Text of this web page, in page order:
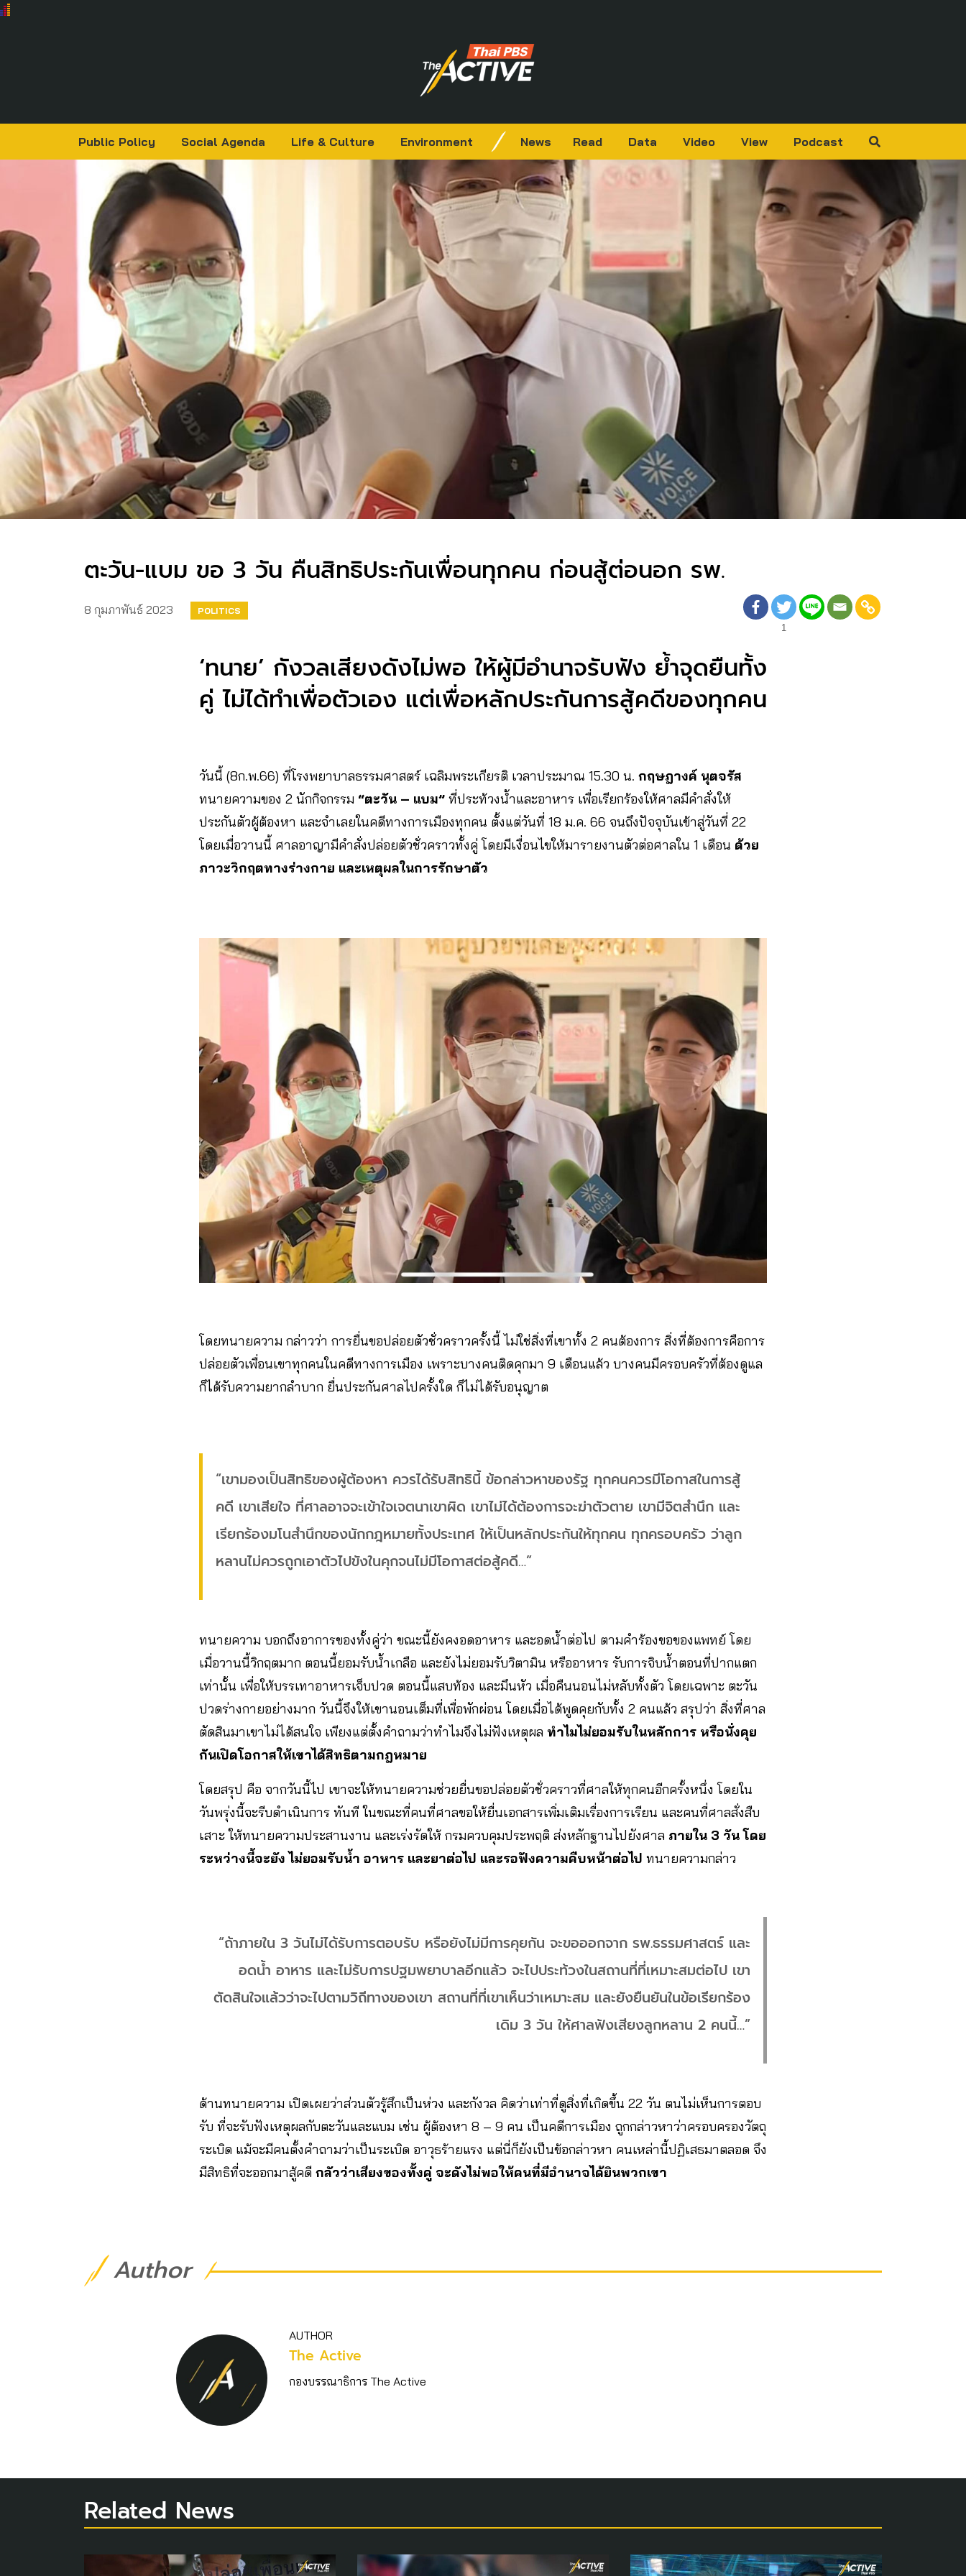
Public Policy Social Agenda Life & Culture Environment News Read Data Video View Podcast
ตะวัน-แบม ขอ 3 วัน คืนสิทธิประกันเพื่อนทุกคน ก่อนสู้ต่อนอก รพ.
8 กุมภาพันธ์ 2023
POLITICS
1
‘ทนาย’ กังวลเสียงดังไม่พอ ให้ผู้มีอำนาจรับฟัง ย้ำจุดยืนทั้ง
คู่ ไม่ได้ทำเพื่อตัวเอง แต่เพื่อหลักประกันการสู้คดีของทุกคน
วันนี้ (8ก.พ.66) ที่โรงพยาบาลธรรมศาสตร์ เฉลิมพระเกียรติ เวลาประมาณ 15.30 น. กฤษฎางค์ นุตจรัส
ทนายความของ 2 นักกิจกรรม “ตะวัน – แบม” ที่ประท้วงน้ำและอาหาร เพื่อเรียกร้องให้ศาลมีคำสั่งให้
ประกันตัวผู้ต้องหา และจำเลยในคดีทางการเมืองทุกคน ตั้งแต่วันที่ 18 ม.ค. 66 จนถึงปัจจุบันเข้าสู่วันที่ 22
โดยเมื่อวานนี้ ศาลอาญามีคำสั่งปล่อยตัวชั่วคราวทั้งคู่ โดยมีเงื่อนไขให้มารายงานตัวต่อศาลใน 1 เดือน ด้วย
ภาวะวิกฤตทางร่างกาย และเหตุผลในการรักษาตัว
โดยทนายความ กล่าวว่า การยื่นขอปล่อยตัวชั่วคราวครั้งนี้ ไม่ใช่สิ่งที่เขาทั้ง 2 คนต้องการ สิ่งที่ต้องการคือการ
ปล่อยตัวเพื่อนเขาทุกคนในคดีทางการเมือง เพราะบางคนติดคุกมา 9 เดือนแล้ว บางคนมีครอบครัวที่ต้องดูแล
ก็ได้รับความยากลำบาก ยื่นประกันศาลไปครั้งใด ก็ไม่ได้รับอนุญาต
“เขามองเป็นสิทธิของผู้ต้องหา ควรได้รับสิทธินี้ ข้อกล่าวหาของรัฐ ทุกคนควรมีโอกาสในการสู้
คดี เขาเสียใจ ที่ศาลอาจจะเข้าใจเจตนาเขาผิด เขาไม่ได้ต้องการจะฆ่าตัวตาย เขามีจิตสำนึก และ
เรียกร้องมโนสำนึกของนักกฎหมายทั้งประเทศ ให้เป็นหลักประกันให้ทุกคน ทุกครอบครัว ว่าลูก
หลานไม่ควรถูกเอาตัวไปขังในคุกจนไม่มีโอกาสต่อสู้คดี…”
ทนายความ บอกถึงอาการของทั้งคู่ว่า ขณะนี้ยังคงอดอาหาร และอดน้ำต่อไป ตามคำร้องขอของแพทย์ โดย
เมื่อวานนี้วิกฤตมาก ตอนนี้ยอมรับน้ำเกลือ และยังไม่ยอมรับวิตามิน หรืออาหาร รับการจิบน้ำตอนที่ปากแตก
เท่านั้น เพื่อให้บรรเทาอาหารเจ็บปวด ตอนนี้แสบท้อง และมึนหัว เมื่อคืนนอนไม่หลับทั้งตัว โดยเฉพาะ ตะวัน
ปวดร่างกายอย่างมาก วันนี้จึงให้เขานอนเต็มที่เพื่อพักผ่อน โดยเมื่อได้พูดคุยกับทั้ง 2 คนแล้ว สรุปว่า สิ่งที่ศาล
ตัดสินมาเขาไม่ได้สนใจ เพียงแต่ตั้งคำถามว่าทำไมจึงไม่ฟังเหตุผล ทำไมไม่ยอมรับในหลักการ หรือนั่งคุย
กันเปิดโอกาสให้เขาได้สิทธิตามกฎหมาย
โดยสรุป คือ จากวันนี้ไป เขาจะให้ทนายความช่วยยื่นขอปล่อยตัวชั่วคราวที่ศาลให้ทุกคนอีกครั้งหนึ่ง โดยใน
วันพรุ่งนี้จะรีบดำเนินการ ทันที ในขณะที่คนที่ศาลขอให้ยื่นเอกสารเพิ่มเติมเรื่องการเรียน และคนที่ศาลสั่งสืบ
เสาะ ให้ทนายความประสานงาน และเร่งรัดให้ กรมควบคุมประพฤติ ส่งหลักฐานไปยังศาล ภายใน 3 วัน โดย
ระหว่างนี้จะยัง ไม่ยอมรับน้ำ อาหาร และยาต่อไป และรอฟังความคืบหน้าต่อไป ทนายความกล่าว
“ถ้าภายใน 3 วันไม่ได้รับการตอบรับ หรือยังไม่มีการคุยกัน จะขอออกจาก รพ.ธรรมศาสตร์ และ
อดน้ำ อาหาร และไม่รับการปฐมพยาบาลอีกแล้ว จะไปประท้วงในสถานที่ที่เหมาะสมต่อไป เขา
ตัดสินใจแล้วว่าจะไปตามวิถีทางของเขา สถานที่ที่เขาเห็นว่าเหมาะสม และยังยืนยันในข้อเรียกร้อง
เดิม 3 วัน ให้ศาลฟังเสียงลูกหลาน 2 คนนี้…”
ด้านทนายความ เปิดเผยว่าส่วนตัวรู้สึกเป็นห่วง และกังวล คิดว่าเท่าที่ดูสิ่งที่เกิดขึ้น 22 วัน ตนไม่เห็นการตอบ
รับ ที่จะรับฟังเหตุผลกับตะวันและแบม เช่น ผู้ต้องหา 8 – 9 คน เป็นคดีการเมือง ถูกกล่าวหาว่าครอบครองวัตถุ
ระเบิด แม้จะมีคนตั้งคำถามว่าเป็นระเบิด อาวุธร้ายแรง แต่นี่ก็ยังเป็นข้อกล่าวหา คนเหล่านี้ปฏิเสธมาตลอด จึง
มีสิทธิที่จะออกมาสู้คดี กลัวว่าเสียงของทั้งคู่ จะดังไม่พอให้คนที่มีอำนาจได้ยินพวกเขา
Author
AUTHOR
The Active
กองบรรณาธิการ The Active
Related News